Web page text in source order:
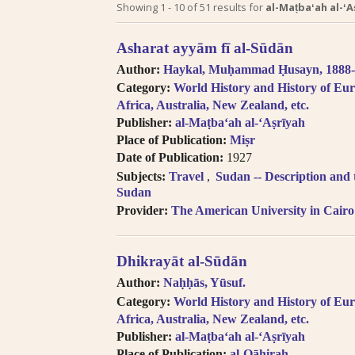
Search tips in Arabic
Searches you perform on this
descriptive information about
and Arabic, but not the full texts of
searching technologies for Arabic
to introduce full-text searching.
Books in multi-volume works
search results. In the book viewer,
titles” to read the other volumes.
Click on hyper-linked metadata
the same category.
Transliteration (for consonants)
theLOC transliteration system.
Pronunciation follows Modern
Diacritical vowels are
i.e. Ḥajjāj = Hajjaj.
Try searching places by
Cairo, Qahira, Qahirah, Tehran,
Try searching places in English,
Showing 1 - 10 of51 results for al-Maṭbaʻah al-
Asharat ayyām fī al-Sūdān
Author: Haykal, Muḥammad Ḥusayn,
Category: World History and History of
Africa, Australia, New Zealand, etc.
Publisher: al-Maṭbaʻah al-ʻAṣrīyah
Place of Publication: Miṣr
Date of Publication: 1927
Subjects: Travel
Sudan -- Description and
Sudan
Provider: The American University in Cairo
Dhikrayāt al-Sūdān
Author: Naḥḥās, Yūsuf.
Category: World History and History of
Africa, Australia, New Zealand, etc.
Publisher: al-Maṭbaʻah al-ʻAṣrīyah